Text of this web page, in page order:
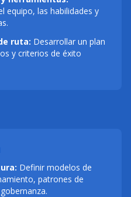
equipo, las habilidades y
ruta: Desarrollar un plan
y criterios de éxito
Definir modelos de
patrones de